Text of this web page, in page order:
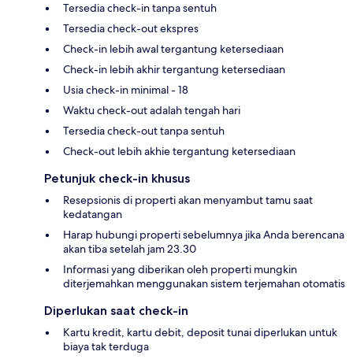
Tersedia check-in tanpa sentuh
Tersedia check-out ekspres
Check-in lebih awal tergantung ketersediaan
Check-in lebih akhir tergantung ketersediaan
Usia check-in minimal - 18
Waktu check-out adalah tengah hari
Tersedia check-out tanpa sentuh
Check-out lebih akhie tergantung ketersediaan
Petunjuk check-in khusus
Resepsionis di properti akan menyambut tamu saat
kedatangan
Harap hubungi properti sebelumnya jika Anda berencana
akan tiba setelah jam 23.30
Informasi yang diberikan oleh properti mungkin
diterjemahkan menggunakan sistem terjemahan otomatis
Diperlukan saat check-in
Kartu kredit, kartu debit, deposit tunai diperlukan untuk
biaya tak terduga